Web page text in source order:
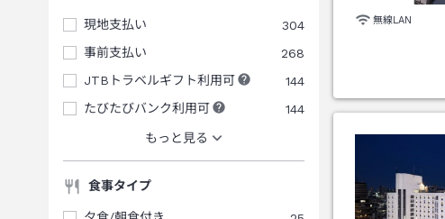
現地支払い
304
事前支払い
268
JTBトラベルギフト利用可
144
たびたびバンク利用可
144
もっと見る
食事タイプ
無線LAN